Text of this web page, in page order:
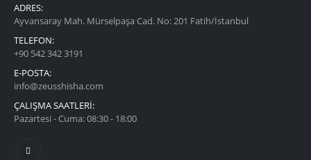
ADRES:
Ayvansaray Mah. Mürselpaşa Cad. No: 201 Fatih/İstanbul
TELEFON:
+90 542 342 3191
E-POSTA:
info@zeusshisha.com
ÇALIŞMA SAATLERİ:
Pazartesi - Cuma: 08:30 - 18:00